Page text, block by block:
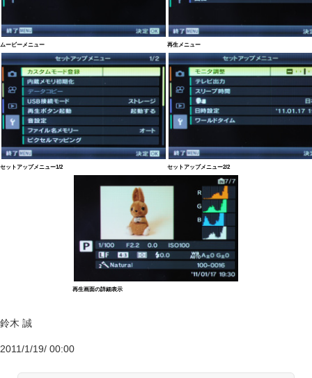
ムービーメニュー 再生メニュー
セットアップメニュー1/2 セットアップメニュー2/2
再生画面の詳細表示
鈴木 誠
2011/1/19/ 00:00